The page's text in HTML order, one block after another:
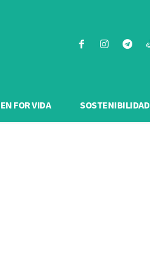
FOR VIDA SOSTENIBILIDAD